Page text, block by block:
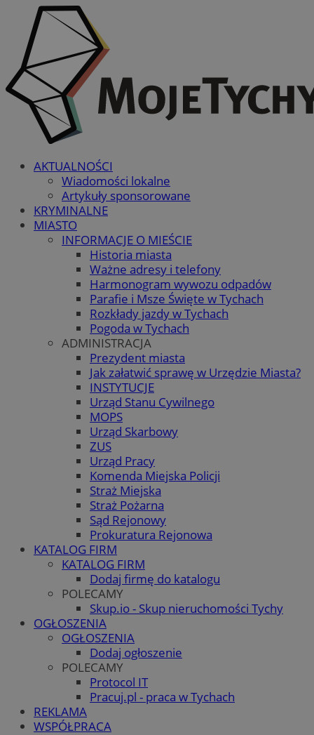
AKTUALNOŚCI
Wiadomości lokalne
Artykuły sponsorowane
KRYMINALNE
MIASTO
INFORMACJE O MIEŚCIE
Historia miasta
Ważne adresy i telefony
Harmonogram wywozu odpadów
Parafie i Msze Święte w Tychach
Rozkłady jazdy w Tychach
Pogoda w Tychach
ADMINISTRACJA
Prezydent miasta
Jak załatwić sprawę w Urzędzie Miasta?
INSTYTUCJE
Urząd Stanu Cywilnego
MOPS
Urząd Skarbowy
ZUS
Urząd Pracy
Komenda Miejska Policji
Straż Miejska
Straż Pożarna
Sąd Rejonowy
Prokuratura Rejonowa
KATALOG FIRM
KATALOG FIRM
Dodaj firmę do katalogu
POLECAMY
Skup.io - Skup nieruchomości Tychy
OGŁOSZENIA
OGŁOSZENIA
Dodaj ogłoszenie
POLECAMY
Protocol IT
Pracuj.pl - praca w Tychach
REKLAMA
WSPÓŁPRACA